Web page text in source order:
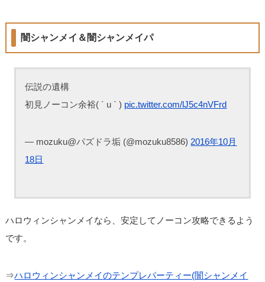
闇シャンメイ＆闇シャンメイパ
伝説の遺構
初見ノーコン余裕( ´ u ` ) pic.twitter.com/lJ5c4nVFrd
— mozuku@パズドラ垢 (@mozuku8586) 2016年10月
18日
ハロウィンシャンメイなら、安定してノーコン攻略できるよう
です。
⇒ハロウィンシャンメイのテンプレパーティー(闇シャンメイ